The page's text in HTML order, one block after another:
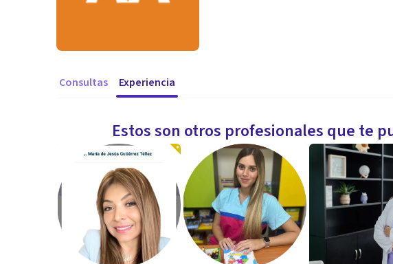
Consultas Experiencia
Estos son otros profesionales que te